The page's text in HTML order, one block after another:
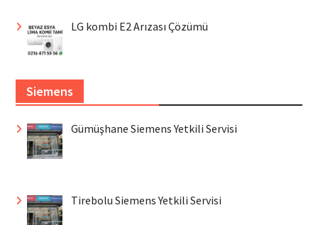
LG kombi E2 Arızası Çözümü
Siemens
Gümüşhane Siemens Yetkili Servisi
Tirebolu Siemens Yetkili Servisi